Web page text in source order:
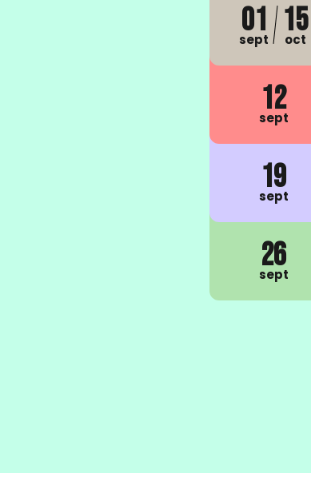
01
sept 15
oct
12
sept
19
sept
26
sept